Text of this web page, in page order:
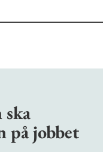
på jobbet